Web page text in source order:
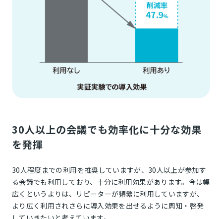
30人以上の会議でも効率化に十分な効果
を発揮
30人程度までの利用を推奨していますが、30人以上が参加す
る会議でも利用しており、十分に利用効果があります。今は幅
広くというよりは、リピーターが頻繁に利用していますが、
より広く利用されさらに導入効果を出せるように周知・啓発